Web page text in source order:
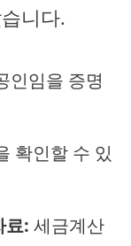
니다.
인임을 증명
확인할 수 있
료: 세금계산